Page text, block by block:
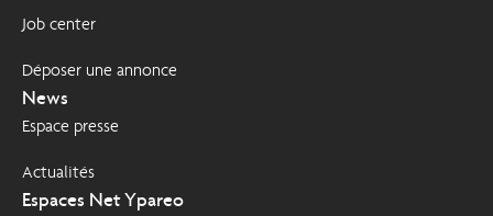
Job center
Déposer une annonce
News
Espace presse
Actualités
Espaces Net Ypareo